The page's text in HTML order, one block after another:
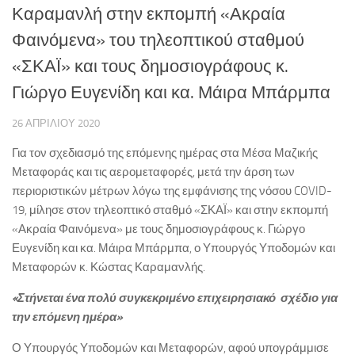
Καραμανλή στην εκπομπή «Ακραία
Φαινόμενα» του τηλεοπτικού σταθμού
«ΣΚΑΪ» και τους δημοσιογράφους κ.
Γιώργο Ευγενίδη και κα. Μάιρα Μπάρμπα
26 ΑΠΡΙΛΊΟΥ 2020
Για τον σχεδιασμό της επόμενης ημέρας στα Μέσα Μαζικής
Μεταφοράς και τις αερομεταφορές, μετά την άρση των
περιοριστικών μέτρων λόγω της εμφάνισης της νόσου COVID-
19, μίλησε στον τηλεοπτικό σταθμό «ΣΚΑΪ» και στην εκπομπή
«Ακραία Φαινόμενα» με τους δημοσιογράφους κ. Γιώργο
Ευγενίδη και κα. Μάιρα Μπάρμπα, ο Υπουργός Υποδομών και
Μεταφορών κ. Κώστας Καραμανλής.
«Στήνεται ένα πολύ συγκεκριμένο επιχειρησιακό σχέδιο για
την επόμενη ημέρα»
Ο Υπουργός Υποδομών και Μεταφορών, αφού υπογράμμισε